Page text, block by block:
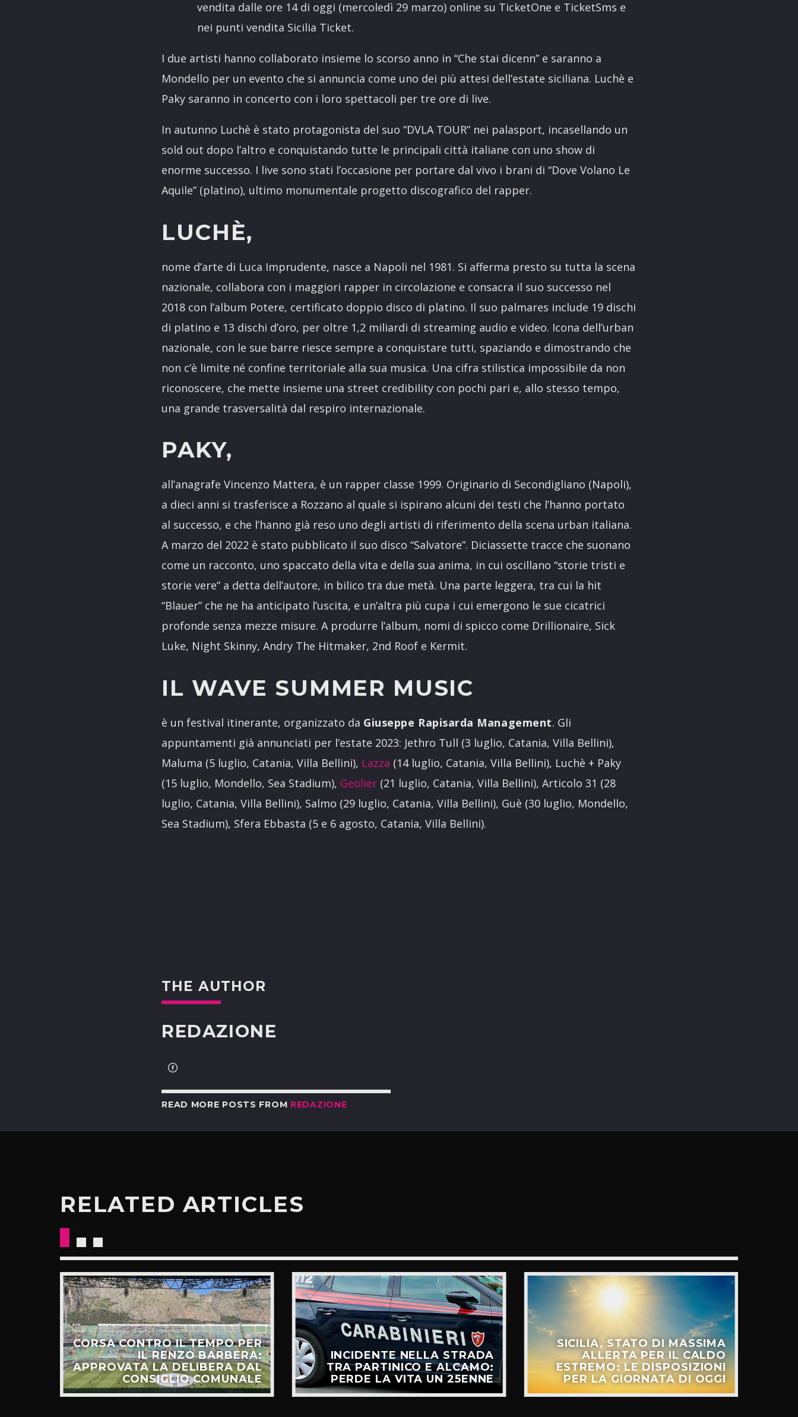
vendita dalle ore 14 di oggi (mercoledì 29 marzo) online su TicketOne e TicketSms e
nei punti vendita Sicilia Ticket.
I due artisti hanno collaborato insieme lo scorso anno in “Che stai dicenn” e saranno a
Mondello per un evento che si annuncia come uno dei più attesi dell’estate siciliana. Luchè e
Paky saranno in concerto con i loro spettacoli per tre ore di live.
In autunno Luchè è stato protagonista del suo “DVLA TOUR” nei palasport, incasellando un
sold out dopo l’altro e conquistando tutte le principali città italiane con uno show di
enorme successo. I live sono stati l’occasione per portare dal vivo i brani di “Dove Volano Le
Aquile” (platino), ultimo monumentale progetto discografico del rapper.
LUCHÈ,
nome d’arte di Luca Imprudente, nasce a Napoli nel 1981. Si afferma presto su tutta la scena
nazionale, collabora con i maggiori rapper in circolazione e consacra il suo successo nel
2018 con l’album Potere, certificato doppio disco di platino. Il suo palmares include 19 dischi
di platino e 13 dischi d’oro, per oltre 1,2 miliardi di streaming audio e video. Icona dell’urban
nazionale, con le sue barre riesce sempre a conquistare tutti, spaziando e dimostrando che
non c’è limite né confine territoriale alla sua musica. Una cifra stilistica impossibile da non
riconoscere, che mette insieme una street credibility con pochi pari e, allo stesso tempo,
una grande trasversalità dal respiro internazionale.
PAKY,
all’anagrafe Vincenzo Mattera, è un rapper classe 1999. Originario di Secondigliano (Napoli),
a dieci anni si trasferisce a Rozzano al quale si ispirano alcuni dei testi che l’hanno portato
al successo, e che l’hanno già reso uno degli artisti di riferimento della scena urban italiana.
A marzo del 2022 è stato pubblicato il suo disco “Salvatore”. Diciassette tracce che suonano
come un racconto, uno spaccato della vita e della sua anima, in cui oscillano “storie tristi e
storie vere” a detta dell’autore, in bilico tra due metà. Una parte leggera, tra cui la hit
“Blauer” che ne ha anticipato l’uscita, e un’altra più cupa i cui emergono le sue cicatrici
profonde senza mezze misure. A produrre l’album, nomi di spicco come Drillionaire, Sick
Luke, Night Skinny, Andry The Hitmaker, 2nd Roof e Kermit.
IL WAVE SUMMER MUSIC
è un festival itinerante, organizzato da Giuseppe Rapisarda Management. Gli
appuntamenti già annunciati per l’estate 2023: Jethro Tull (3 luglio, Catania, Villa Bellini),
Maluma (5 luglio, Catania, Villa Bellini), Lazza (14 luglio, Catania, Villa Bellini), Luchè + Paky
(15 luglio, Mondello, Sea Stadium), Geolier (21 luglio, Catania, Villa Bellini), Articolo 31 (28
luglio, Catania, Villa Bellini), Salmo (29 luglio, Catania, Villa Bellini), Guè (30 luglio, Mondello,
Sea Stadium), Sfera Ebbasta (5 e 6 agosto, Catania, Villa Bellini).
THE AUTHOR
REDAZIONE
READ MORE POSTS FROM REDAZIONE
RELATED ARTICLES
CORSA CONTRO IL TEMPO PER
IL RENZO BARBERA:
APPROVATA LA DELIBERA DAL
CONSIGLIO COMUNALE
INCIDENTE NELLA STRADA
TRA PARTINICO E ALCAMO:
PERDE LA VITA UN 25ENNE
SICILIA, STATO DI MASSIMA
ALLERTA PER IL CALDO
ESTREMO: LE DISPOSIZIONI
PER LA GIORNATA DI OGGI